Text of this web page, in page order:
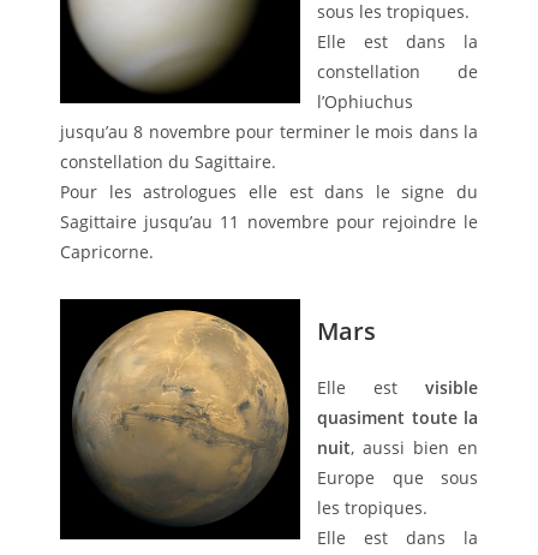
sous les tropiques.
Elle est dans la
constellation de
l’Ophiuchus
jusqu’au 8 novembre pour terminer le mois dans la
constellation du Sagittaire.
Pour les astrologues elle est dans le signe du
Sagittaire jusqu’au 11 novembre pour rejoindre le
Capricorne.
Mars
Elle est visible
quasiment toute la
nuit, aussi bien en
Europe que sous
les tropiques.
Elle est dans la